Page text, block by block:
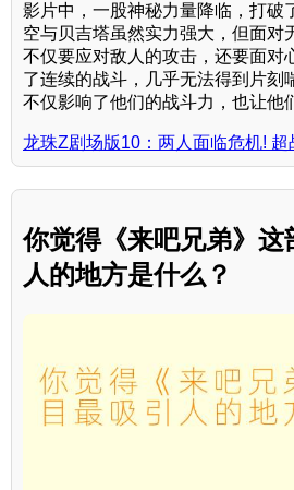
影片中，一股神秘力量降临，打破
空与贝吉塔虽然实力强大，但面对
不仅要应对敌人的攻击，还要面对
了连续的战斗，几乎无法得到片刻
不仅影响了他们的战斗力，也让他
龙珠Z剧场版10：两人面临危机! 超
你觉得《来吧兄弟》这
人的地方是什么？